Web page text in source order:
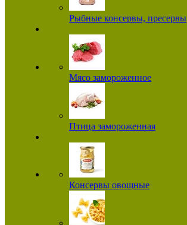
Рыбные консервы, пресервы
Мясо замороженное
Птица замороженная
Консервы овощные